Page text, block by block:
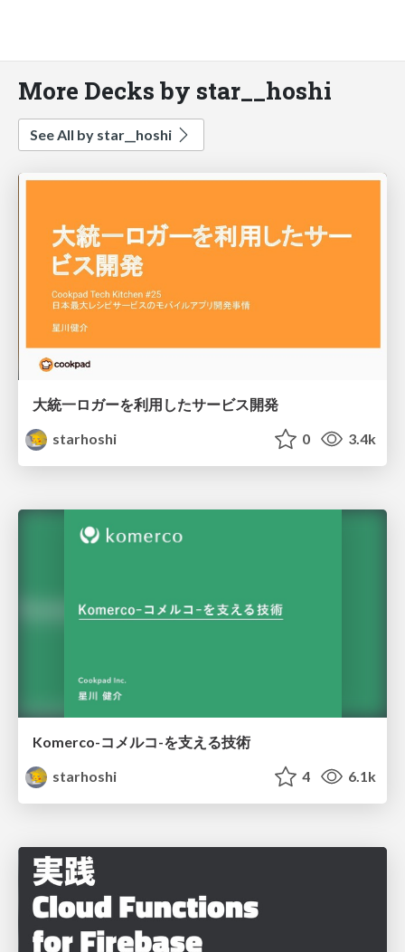
More Decks by star__hoshi
See All by star__hoshi
大統一ロガーを利用したサービス開発
starhoshi
0 3.4k
Komerco-コメルコ-を支える技術
starhoshi
4 6.1k